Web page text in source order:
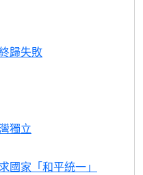
歸失敗
獨立
國家「和平統一」